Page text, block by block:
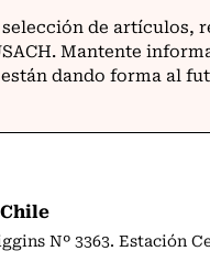
Nº 3363. Estación